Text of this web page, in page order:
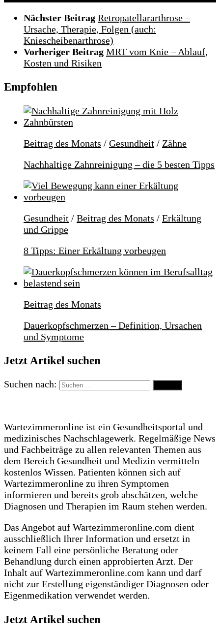
Nächster Beitrag Retropatellararthrose –
Ursache, Therapie, Folgen (auch:
Kniescheibenarthrose)
Vorheriger Beitrag MRT vom Knie – Ablauf,
Kosten und Risiken
Empfohlen
Beitrag des Monats / Gesundheit / Zähne
Nachhaltige Zahnreinigung – die 5 besten Tipps
Gesundheit / Beitrag des Monats / Erkältung
und Grippe
8 Tipps: Einer Erkältung vorbeugen
Beitrag des Monats
Dauerkopfschmerzen – Definition, Ursachen
und Symptome
Jetzt Artikel suchen
Suchen nach:
Wartezimmeronline ist ein Gesundheitsportal und
medizinisches Nachschlagewerk. Regelmäßige News
und Fachbeiträge zu allen relevanten Themen aus
dem Bereich Gesundheit und Medizin vermitteln
kostenlos Wissen. Patienten können sich auf
Wartezimmeronline zu ihren Symptomen
informieren und bereits grob abschätzen, welche
Diagnosen und Therapien im Raum stehen werden.
Das Angebot auf Wartezimmeronline.com dient
ausschließlich Ihrer Information und ersetzt in
keinem Fall eine persönliche Beratung oder
Behandlung durch einen approbierten Arzt. Der
Inhalt auf Wartezimmeronline.com kann und darf
nicht zur Erstellung eigenständiger Diagnosen oder
Eigenmedikation verwendet werden.
Jetzt Artikel suchen